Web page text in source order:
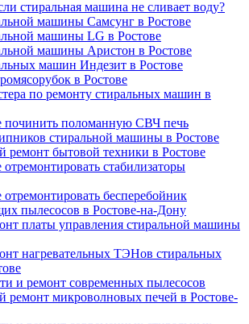
стиральная машина не сливает воду?
машины Самсунг в Ростове
машины LG в Ростове
машины Аристон в Ростове
машин Индезит в Ростове
в Ростове
по ремонту стиральных машин в
починить поломанную СВЧ печь
стиральной машины в Ростове
ремонт бытовой техники в Ростове
отремонтировать стабилизаторы
отремонтировать бесперебойник
пылесосов в Ростове-на-Дону
платы управления стиральной машины
нагревательных ТЭНов стиральных
и ремонт современных пылесосов
ремонт микроволновых печей в Ростове-